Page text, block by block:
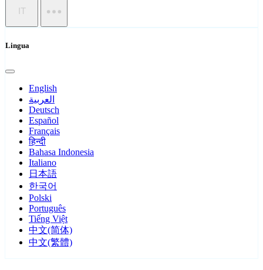
IT
Lingua
English
العربية
Deutsch
Español
Français
हिन्दी
Bahasa Indonesia
Italiano
日本語
한국어
Polski
Português
Tiếng Việt
中文(简体)
中文(繁體)